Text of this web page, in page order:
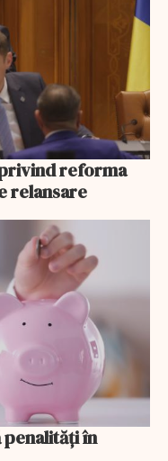
reforma
relansare
penalități în